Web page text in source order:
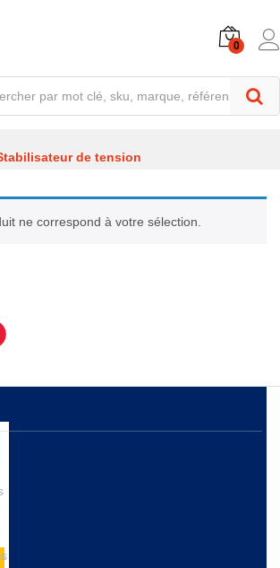
0
de tension
ne correspond à votre sélection.